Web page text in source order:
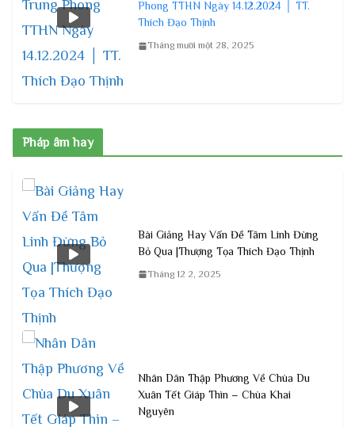
Phong TTHN Ngày 14.12.2024 │ TT.
Thích Đạo Thịnh
Tháng mười một 28, 2025
Pháp âm hay
Bài Giảng Hay Vấn Đề Tâm Linh Đừng
Bỏ Qua |Thượng Tọa Thích Đạo Thịnh
Tháng 12 2, 2025
Nhân Dân Thập Phương Về Chùa Du
Xuân Tết Giáp Thìn – Chùa Khai
Nguyên